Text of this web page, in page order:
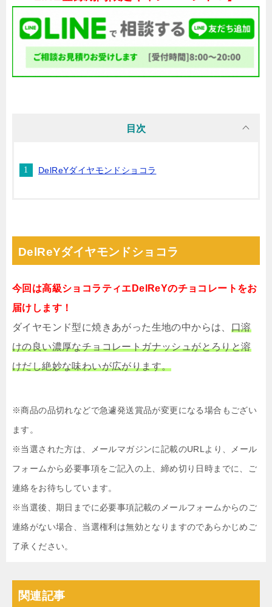
目次
DelReYダイヤモンドショコラ
DelReYダイヤモンドショコラ
今回は高級ショコラティエDelReYのチョコレートをお
届けします！
ダイヤモンド型に焼きあがった生地の中からは、 口溶
けの良い濃厚なチョコレートガナッシュがとろりと溶
けだし絶妙な味わいが広がります。
※商品の品切れなどで急遽発送賞品が変更になる場合もござい
ます。
※当選された方は、メールマガジンに記載のURLより、メール
フォームから必要事項をご記入の上、締め切り日時までに、ご
連絡をお待ちしています。
※当選後、期日までに必要事項記載のメールフォームからのご
連絡がない場合、当選権利は無効となりますのであらかじめご
了承ください。
関連記事